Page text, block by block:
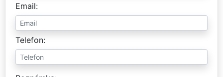
Email
Telefon